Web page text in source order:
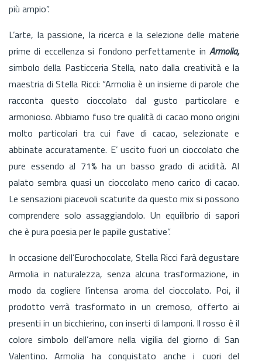
più ampio”.
L’arte, la passione, la ricerca e la selezione delle materie
prime di eccellenza si fondono perfettamente in Armolia,
simbolo della Pasticceria Stella, nato dalla creatività e la
maestria di Stella Ricci: “Armolia è un insieme di parole che
racconta questo cioccolato dal gusto particolare e
armonioso. Abbiamo fuso tre qualità di cacao mono origini
molto particolari tra cui fave di cacao, selezionate e
abbinate accuratamente. E’ uscito fuori un cioccolato che
pure essendo al 71% ha un basso grado di acidità. Al
palato sembra quasi un cioccolato meno carico di cacao.
Le sensazioni piacevoli scaturite da questo mix si possono
comprendere solo assaggiandolo. Un equilibrio di sapori
che è pura poesia per le papille gustative”.
In occasione dell’Eurochocolate, Stella Ricci farà degustare
Armolia in naturalezza, senza alcuna trasformazione, in
modo da cogliere l’intensa aroma del cioccolato. Poi, il
prodotto verrà trasformato in un cremoso, offerto ai
presenti in un bicchierino, con inserti di lamponi. Il rosso è il
colore simbolo dell’amore nella vigilia del giorno di San
Valentino. Armolia ha conquistato anche i cuori del